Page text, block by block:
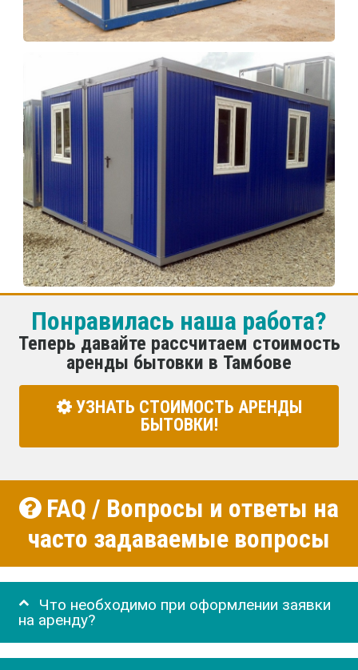
Понравилась наша работа?
Теперь давайте рассчитаем стоимость
аренды бытовки в Тамбове
УЗНАТЬ СТОИМОСТЬ АРЕНДЫ
БЫТОВКИ!
FAQ / Вопросы и ответы на
часто задаваемые вопросы
Что необходимо при оформлении заявки
на аренду?